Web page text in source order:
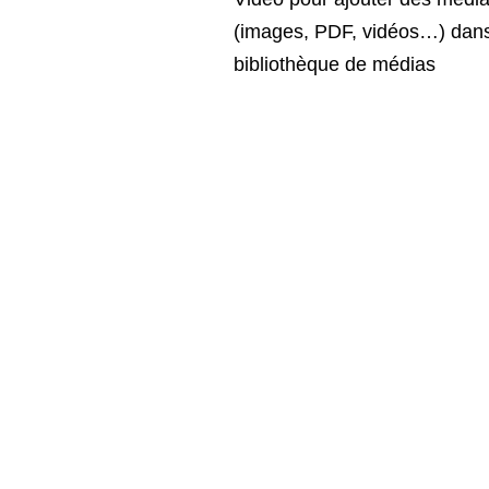
(images, PDF, vidéos…)
bibliothèque de médias